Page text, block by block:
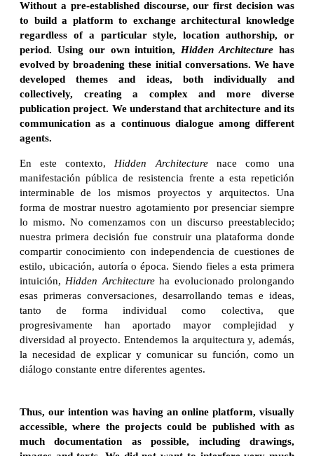
Without a pre-established discourse, our first decision was
to build a platform to exchange architectural knowledge
regardless of a particular style, location authorship, or
period. Using our own intuition, Hidden Architecture has
evolved by broadening these initial conversations. We have
developed themes and ideas, both individually and
collectively, creating a complex and more diverse
publication project. We understand that architecture and its
communication as a continuous dialogue among different
agents.
En este contexto, Hidden Architecture nace como una
manifestación pública de resistencia frente a esta repetición
interminable de los mismos proyectos y arquitectos. Una
forma de mostrar nuestro agotamiento por presenciar siempre
lo mismo. No comenzamos con un discurso preestablecido;
nuestra primera decisión fue construir una plataforma donde
compartir conocimiento con independencia de cuestiones de
estilo, ubicación, autoría o época. Siendo fieles a esta primera
intuición, Hidden Architectureha evolucionado prolongando
esas primeras conversaciones, desarrollando temas e ideas,
tanto de forma individual como colectiva, que
progresivamente han aportado mayor complejidad y
diversidad al proyecto. Entendemos la arquitectura y, además,
la necesidad de explicar y comunicar su función, como un
diálogo constante entre diferentes agentes.
Thus, our intention was having an online platform, visually
accessible, where the projects could be published with as
much documentation as possible, including drawings,